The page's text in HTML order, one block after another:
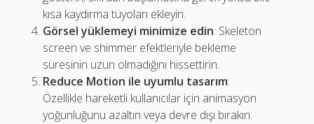
kısa kaydırma tüyoları ekleyin.
Görsel yüklemeyi minimize edin: Skeleton
screen ve shimmer efektleriyle bekleme
süresinin uzun olmadığını hissettirin.
Reduce Motion ile uyumlu tasarım:
Özellikle hareketli kullanıcılar için animasyon
yoğunluğunu azaltın veya devre dışı bırakın.